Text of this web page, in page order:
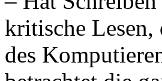
kritische Lesen,
des